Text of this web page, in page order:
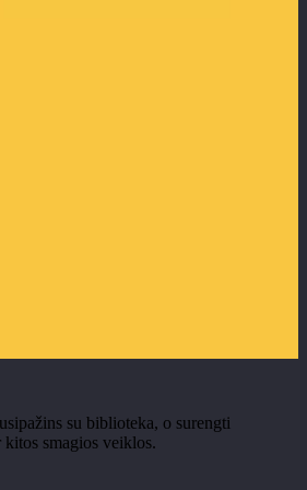
su biblioteka, o surengti
smagios veiklos.